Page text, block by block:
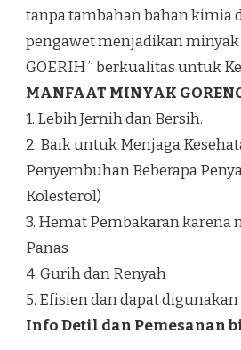
tanpa tambahan bahan kimia
pengawet menjadikan minyak
GOERIH ” berkualitas untuk
MANFAAT MINYAK
1. Lebih Jernih dan Bersih.
2. Baik untuk Menjaga
Penyembuhan Beberapa
Kolesterol)
3. Hemat Pembakaran karena
Panas
4. Gurih dan Renyah
5. Efisien dan dapat
Info Detil dan Pemesanan